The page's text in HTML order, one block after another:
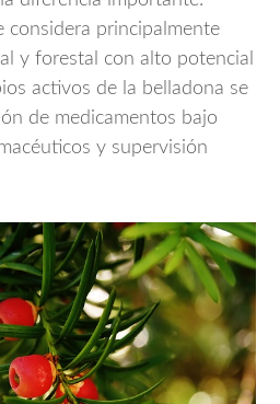
considera principalmente
y forestal con alto potencial
activos de la belladona se
de medicamentos bajo
y supervisión